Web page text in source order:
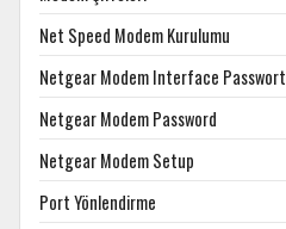
Net Speed Modem Kurulumu
Netgear Modem Interface Passwort
Netgear Modem Password
Netgear Modem Setup
Port Yönlendirme